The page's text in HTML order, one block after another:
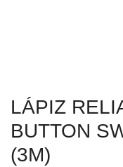
LÁPIZ
BUTTON
(3M)